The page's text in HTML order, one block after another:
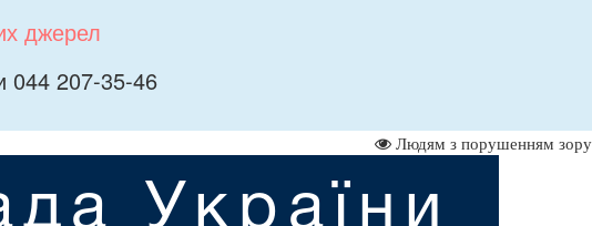
джерел
044 207-35-46
Людям з порушенням зору
України